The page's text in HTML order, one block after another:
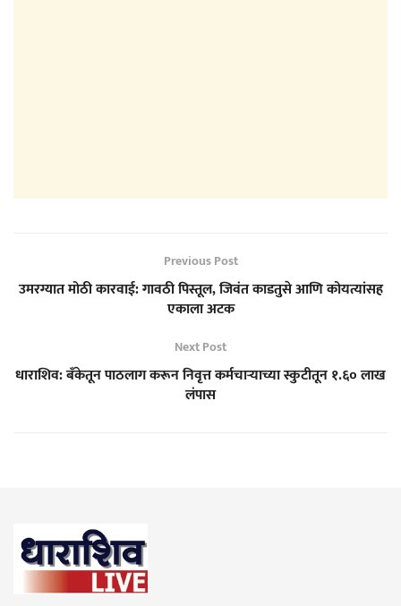
Previous Post
उमरग्यात मोठी कारवाई: गावठी पिस्तूल, जिवंत काडतुसे आणि कोयत्यांसह
एकाला अटक
Next Post
धाराशिव: बँकेतून पाठलाग करून निवृत्त कर्मचाऱ्याच्या स्कुटीतून १.६० लाख
लंपास